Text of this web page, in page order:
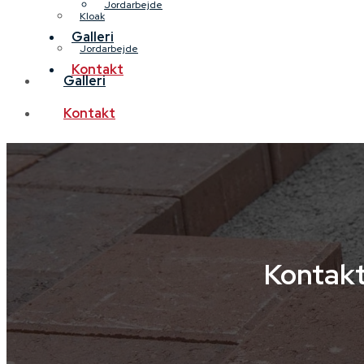
Jordarbejde
Galleri
Kontakt
Kloak
Jordarbejde
Galleri
Kontakt